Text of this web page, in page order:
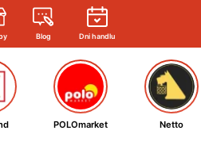
Blog Dni handlu
POLOmarket Netto